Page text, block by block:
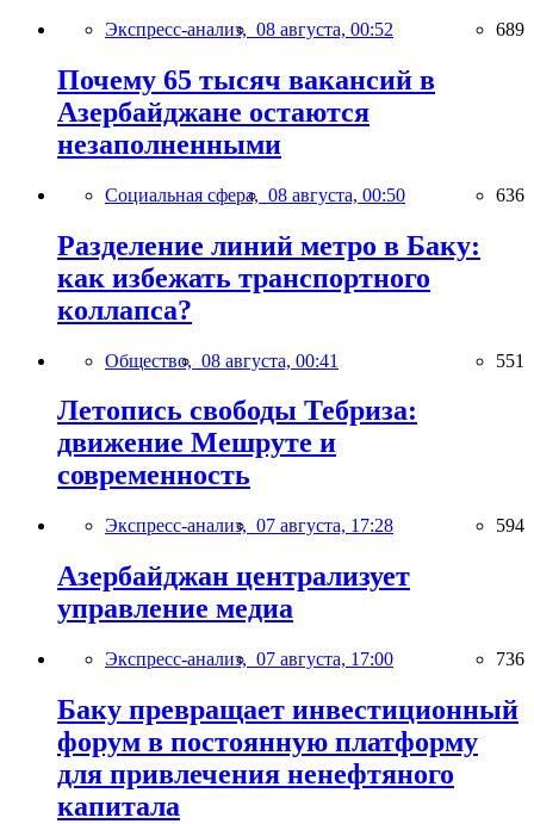
Экспресс-анализ, 08 августа, 00:52 689
Почему 65 тысяч вакансий в
Азербайджане остаются
незаполненными
Социальная сфера, 08 августа, 00:50 636
Разделение линий метро в Баку:
как избежать транспортного
коллапса?
Общество, 08 августа, 00:41 551
Летопись свободы Тебриза:
движение Мешруте и
современность
Экспресс-анализ, 07 августа, 17:28 594
Азербайджан централизует
управление медиа
Экспресс-анализ, 07 августа, 17:00 736
Баку превращает инвестиционный
форум в постоянную платформу
для привлечения ненефтяного
капитала